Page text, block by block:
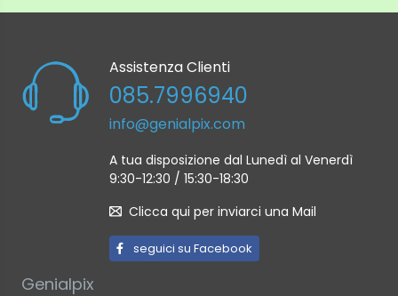
Assistenza Clienti
085.7996940
info@genialpix.com
A tua disposizione dal Lunedì al Venerdì
9:30-12:30 / 15:30-18:30
Clicca qui per inviarci una Mail
seguici su Facebook
Genialpix